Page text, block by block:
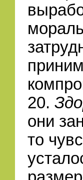
20.
они
то